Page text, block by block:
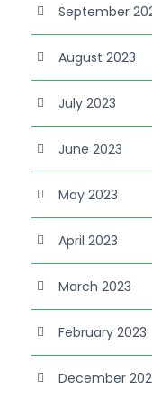
September
August 2023
July 2023
June 2023
May 2023
April 2023
March 2023
February 2023
December